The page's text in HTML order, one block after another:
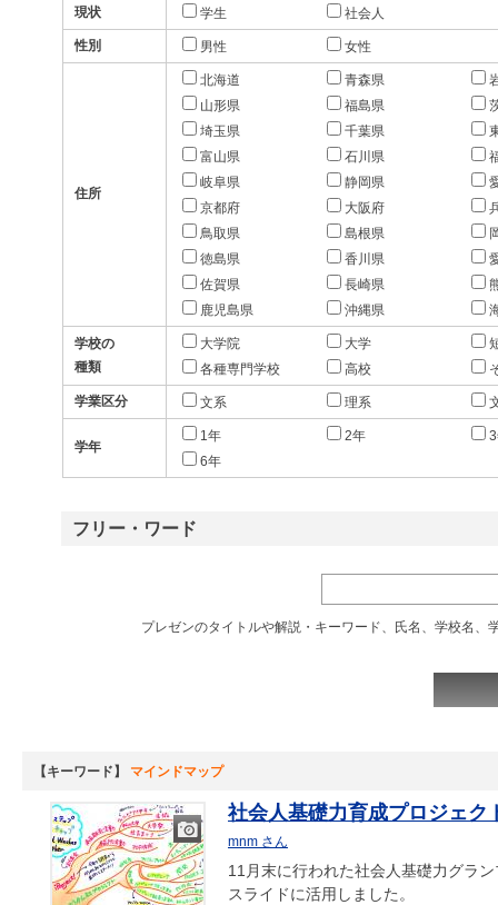
現状 学生 社会人
性別 男性 女性
住所
北海道 青森県
山形県
福島県
埼玉県
千葉県
富山県
石川県
岐阜県
静岡県
京都府
大阪府
鳥取県
島根県
徳島県
香川県
佐賀県
長崎県
鹿児島県
沖縄県
学校の
種類
大学院 大学
各種専門学校
高校
学業区分 文系 理系
学年
1年 2年
6年
フリー・ワード
プレゼンのタイトルや解説・キーワード、氏名、学校名
【キーワード】 マインドマップ
画
像
社会人基礎力育成プロジェ
mnm さん
11月末に行われた社会人基礎力グラ
スライドに活用しました。